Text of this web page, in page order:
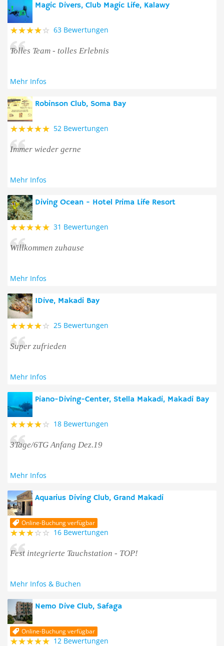
Magic Divers, Club Magic Life, Kalawy
63 Bewertungen
Tolles Team - tolles Erlebnis
Mehr Infos
Robinson Club, Soma Bay
52 Bewertungen
Immer wieder gerne
Mehr Infos
Diving Ocean - Hotel Prima Life Resort
31 Bewertungen
Willkommen zuhause
Mehr Infos
IDive, Makadi Bay
25 Bewertungen
Super zufrieden
Mehr Infos
Piano-Diving-Center, Stella Makadi, Makadi Bay
18 Bewertungen
3Tage/6TG Anfang Dez.19
Mehr Infos
Aquarius Diving Club, Grand Makadi
Online-Buchung verfügbar
16 Bewertungen
Fest integrierte Tauchstation - TOP!
Mehr Infos & Buchen
Nemo Dive Club, Safaga
Online-Buchung verfügbar
12 Bewertungen